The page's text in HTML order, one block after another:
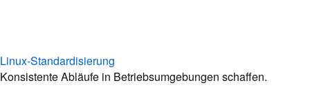
Linux-Standardisierung
Konsistente Abläufe in Betriebsumgebungen schaffen.